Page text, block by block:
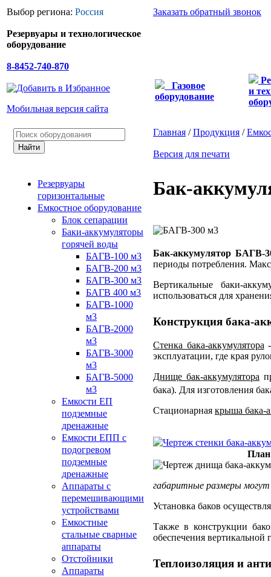
Выбор региона: Россия
Резервуары и технологическое
оборудование
8-8452-740-870
Мобильная версия сайта
Заказать обратный звонок
Газовое
оборудование
и
Резервуары
горизонтальные
Емкостное оборудование
Блок сепарации
Баки-аккумуляторы
горячей воды
БАГВ-100 м3
БАГВ-200 м3
БАГВ-300 м3
БАГВ 400 м3
БАГВ-1000
м3
БАГВ-2000
м3
БАГВ-3000
м3
БАГВ-5000
м3
Емкости ЕП
подземные
дренажные
Емкости ЕПП с
подогревом
подземные
дренажные
Аппараты с
перемешивающими
устройствами
Емкостные
стальные сварные
аппараты
Отстойники
Аппараты
Главная /Продукция /
Версия для печати
Бак-
Бак-аккумулятор БАГВ-
периоды потребления.
Вертикальные баки-
использоваться для
Конструкция бака-
Стенка бака-аккумулятора
эксплуатации, где края
Днище бак-аккумулятора
бака). Для изготовления
Стационарная крыша бака-
габаритные размеры
Установка баков
Также в конструкции
обеспечения вертикальной
Теплоизоляция и